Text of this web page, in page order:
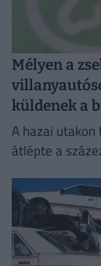
Mélyen a
küldenek a
A hazai
átlépte a